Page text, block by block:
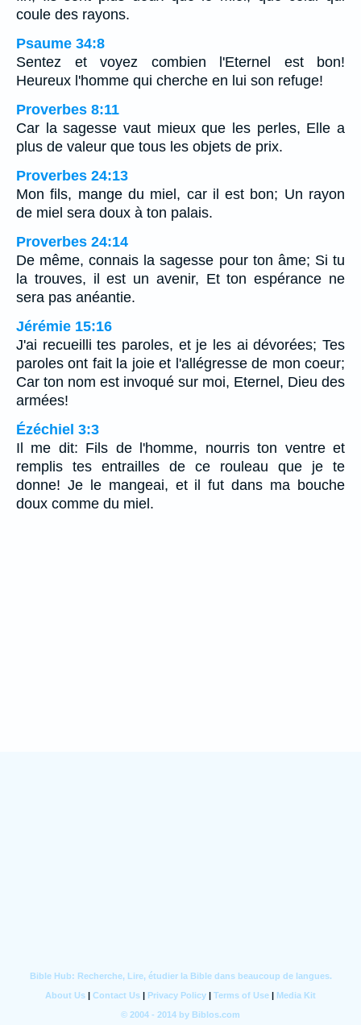
coule des rayons.
Psaume 34:8
Sentez et voyez combien l'Eternel est bon!
Heureux l'homme qui cherche en lui son refuge!
Proverbes 8:11
Car la sagesse vaut mieux que les perles, Elle a
plus de valeur que tous les objets de prix.
Proverbes 24:13
Mon fils, mange du miel, car il est bon; Un rayon
de miel sera doux à ton palais.
Proverbes 24:14
De même, connais la sagesse pour ton âme; Si tu
la trouves, il est un avenir, Et ton espérance ne
sera pas anéantie.
Jérémie 15:16
J'ai recueilli tes paroles, et je les ai dévorées; Tes
paroles ont fait la joie et l'allégresse de mon coeur;
Car ton nom est invoqué sur moi, Eternel, Dieu des
armées!
Ézéchiel 3:3
Il me dit: Fils de l'homme, nourris ton ventre et
remplis tes entrailles de ce rouleau que je te
donne! Je le mangeai, et il fut dans ma bouche
doux comme du miel.